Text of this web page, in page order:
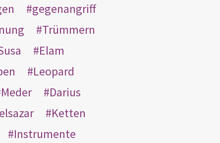
gegenangriff
Trümmern
Elam
Leopard
Meder
Darius
Ketten
Instrumente